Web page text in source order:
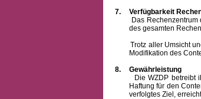
7.
Verfügbarkeit
Das Rechenzentrum
des gesamten
Trotz aller Umsicht und
Modifikation des
8.
Gewährleistung
Die WZDP betreibt ihre
Haftung für den
verfolgtes Ziel,